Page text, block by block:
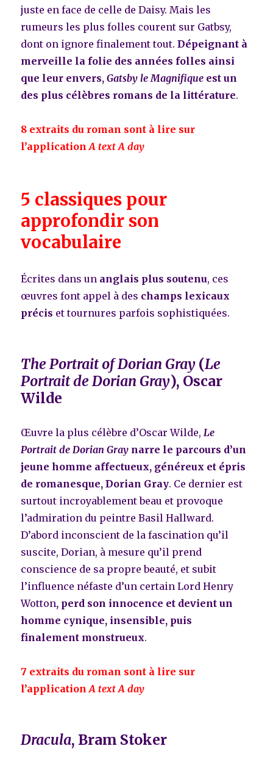
juste en face de celle de Daisy. Mais les
rumeurs les plus folles courent sur Gatbsy,
dont on ignore finalement tout.Dépeignant à
merveille la folie des années folles ainsi
que leur envers,Gatsby le Magnifique est un
des plus célèbres romans de la littérature.
8 extraits du roman sont à lire sur
l’applicationA text A day
5 classiques pour
approfondir son
vocabulaire
Écrites dans un anglais plus soutenu, ces
œuvres font appel à des champs lexicaux
précis et tournures parfois sophistiquées.
The Portrait of Dorian Gray (Le
Portrait de Dorian Gray), Oscar
Wilde
Œuvre la plus célèbre d’Oscar Wilde,Le
Portrait de Dorian Gray narre le parcours d’un
jeune homme affectueux, généreux et épris
de romanesque, Dorian Gray. Ce dernier est
surtout incroyablement beau et provoque
l’admiration du peintre Basil Hallward.
D’abord inconscient de la fascination qu’il
suscite, Dorian, à mesure qu’il prend
conscience de sa propre beauté, et subit
l’influence néfaste d’un certain Lord Henry
Wotton, perd son innocence et devient un
homme cynique, insensible, puis
finalement monstrueux.
7 extraits du roman sont à lire sur
l’applicationA text A day
Dracula, Bram Stoker